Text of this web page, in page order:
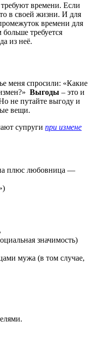
времени. Если
в своей жизни. И для
времени для
требуется
из неё.
меня спросили: «Какие
Выгоды – это и
не путайте выгоду и
вещи.
супруги при измене
плюс любовница —
значимость)
мужа (в том случае,